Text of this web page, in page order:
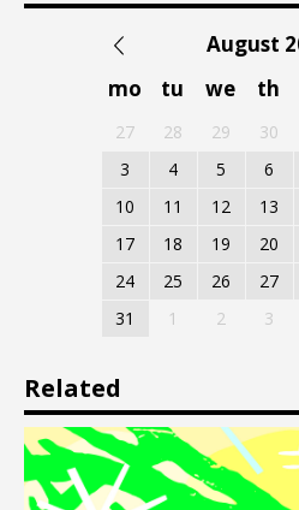
August
mo
tu we th
27 28 29 30
3
4 5 6
10
11 12 13
17
18 19 20
24
25 26 27
31
1 2 3
Related